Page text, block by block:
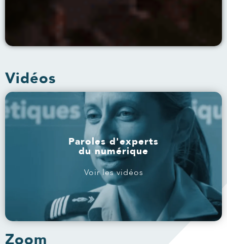
Vidéos
Paroles d'experts
du numérique
Voir les vidéos
Zoom